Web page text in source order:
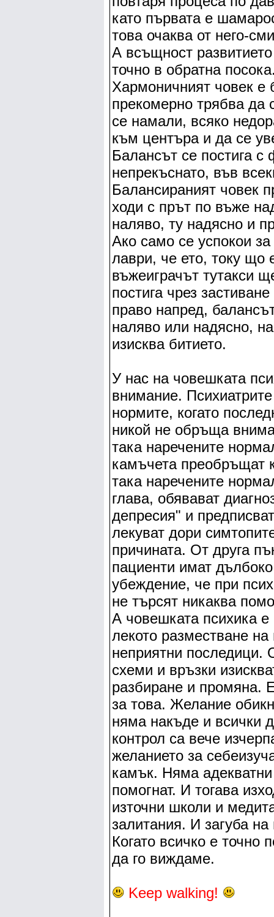
като първата е
това очаква от него-
А всъщност
точно в обратна
Хармоничният човек е
прекомерно трябва да
се намали, всяко
към центъра и да се
Балансът се постига с
непрекъснато, във
Балансираният човек
ходи с прът по въже
наляво, ту надясно и
Ако само се успокои
лаври, че ето, току що
въжеиграчът тутакси
постига чрез
право напред,
наляво или надясно,
изисква битието.
У нас на човешката
внимание.
нормите, когато
никой не обръща
така наречените
камъчета преобръщат
така наречените
глава, обявават
депресия" и
лекуват дори
причината. От друга
пациенти имат
убеждение, че при
не търсят никаква
А човешката психика
лекото разместване
неприятни последици.
схеми и връзки
разбиране и промяна.
за това. Желание
няма накъде и всички
контрол са вече
желанието за
камък. Няма адекватни
помогнат. И тогава
източни школи и
залитания. И загуба
Когато всичко е точно
да го виждаме.
Keep walking!